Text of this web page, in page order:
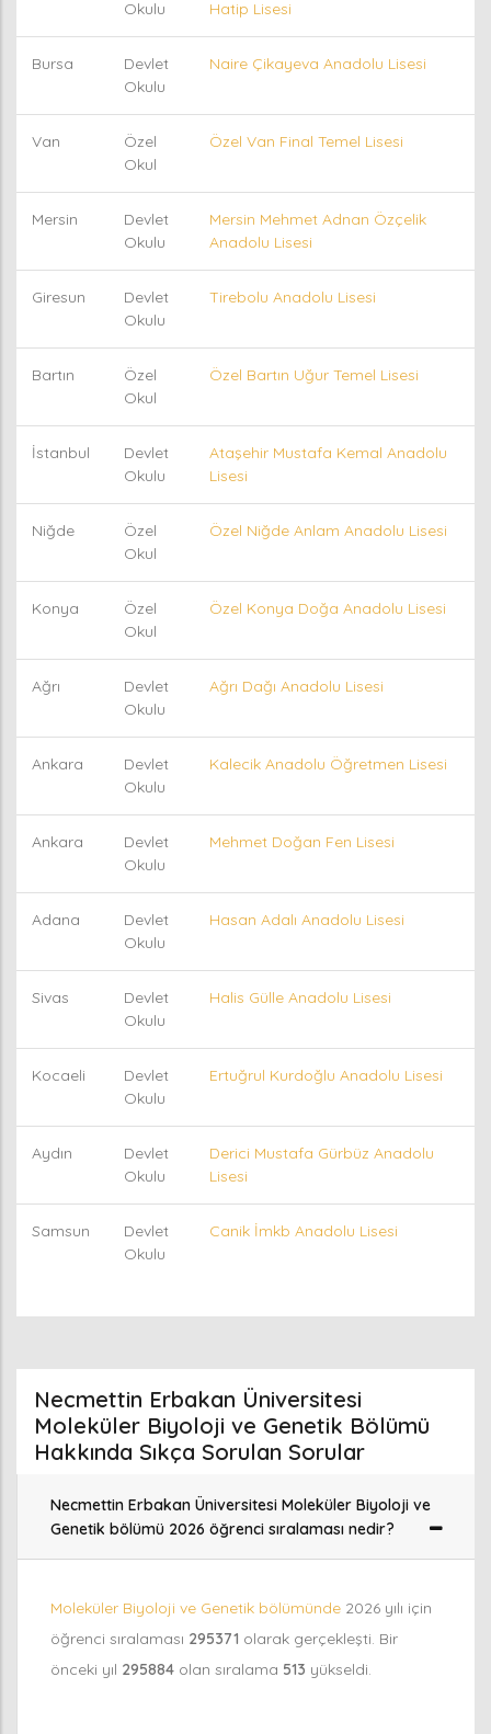
Okulu Hatip Lisesi
Bursa
Devlet
Okulu
Naire Çikayeva Anadolu Lisesi
Van
Özel
Okul
Özel Van Final Temel Lisesi
Mersin
Devlet
Okulu
Mersin Mehmet Adnan Özçelik
Anadolu Lisesi
Giresun
Devlet
Okulu
Tirebolu Anadolu Lisesi
Bartın
Özel
Okul
Özel Bartın Uğur Temel Lisesi
İstanbul
Devlet
Okulu
Ataşehir Mustafa Kemal Anadolu
Lisesi
Niğde
Özel
Okul
Özel Niğde Anlam Anadolu Lisesi
Konya
Özel
Okul
Özel Konya Doğa Anadolu Lisesi
Ağrı
Devlet
Okulu
Ağrı Dağı Anadolu Lisesi
Ankara
Devlet
Okulu
Kalecik Anadolu Öğretmen Lisesi
Ankara
Devlet
Okulu
Mehmet Doğan Fen Lisesi
Adana
Devlet
Okulu
Hasan Adalı Anadolu Lisesi
Sivas
Devlet
Okulu
Halis Gülle Anadolu Lisesi
Kocaeli
Devlet
Okulu
Ertuğrul Kurdoğlu Anadolu Lisesi
Aydın
Devlet
Okulu
Derici Mustafa Gürbüz Anadolu
Lisesi
Samsun
Devlet
Okulu
Canik İmkb Anadolu Lisesi
Necmettin Erbakan Üniversitesi
Moleküler Biyoloji ve Genetik Bölümü
Hakkında Sıkça Sorulan Sorular
Necmettin Erbakan Üniversitesi Moleküler Biyoloji ve
Genetik bölümü 2026 öğrenci sıralaması nedir?
Moleküler Biyoloji ve Genetik bölümünde 2026 yılı için
öğrenci sıralaması 295371 olarak gerçekleşti. Bir
önceki yıl 295884 olan sıralama 513 yükseldi.